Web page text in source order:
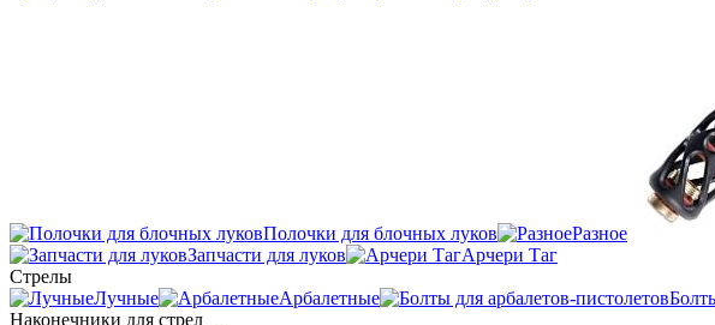
Полочки для блочных луков Разное
Запчасти для луков
Арчери Таг
Стрелы
Лучные
Арбалетные
Наконечники для стрел